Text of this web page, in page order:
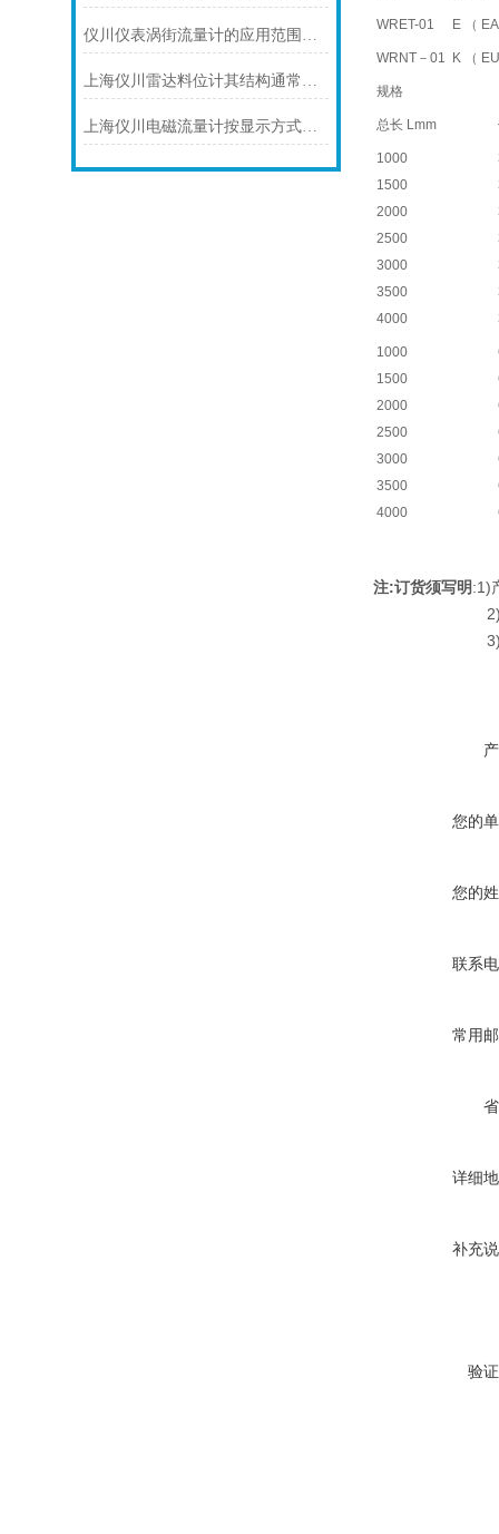
仪川仪表涡街流量计的应用范围主要包括以下几个方面
上海仪川雷达料位计其结构通常由以下部分组成
上海仪川电磁流量计按显示方式分类
WRET-01 E （
WRNT－01 K （
规格
总长 Lmm
1000
1500
2000
2500
3000
3500
4000
1000
1500
2000
2500
3000
3500
4000
注:订货须写明:1)
2)总和
3)分度号打
您的
您的
联系
常用
详细
补充
验